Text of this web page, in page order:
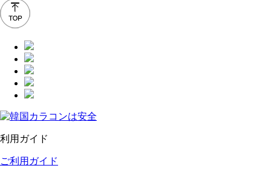
利用ガイド
ご利用ガイド